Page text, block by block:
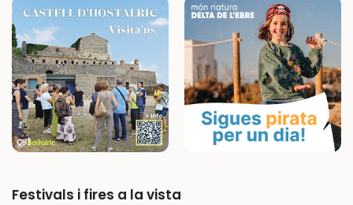
Festivals i fires a la vista